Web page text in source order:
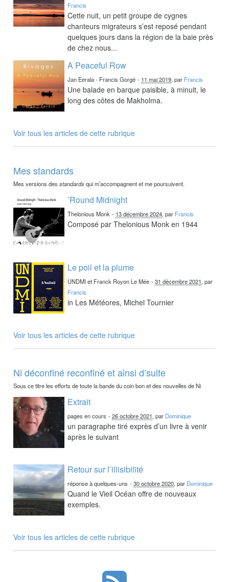
Francis
Cette nuit, un petit groupe de cygnes
chanteurs migrateurs s’est reposé pendant
quelques jours dans la région de la baie près
de chez nous...
A Peaceful Row
Jan Eerala - Francis Gorgé - 11 mai 2019, par Francis
Une balade en barque paisible, à minuit, le
long des côtes de Makholma.
Voir tous les articles de cette rubrique
Mes standards
Mes versions desstandardsqui m’accompagnent et me poursuivent.
’Round Midnight
Thelonious Monk - 13 décembre 2024, par Francis
Composé par Thelonious Monk en 1944
Le poil et la plume
UNDMI et Franck Royon Le Mée -31 décembre 2021, par
Francis
in Les Météores, Michel Tournier
Voir tous les articles de cette rubrique
Ni déconfiné reconfiné et ainsi d’suite
Sous ce titre les efforts de toute la bande du coin bon et des nouvelles de Ni
Extrait
pages en cours -26 octobre 2021, par Dominique
un paragraphe tiré exprès d’un livre à venir
après le suivant
Retour sur l’illisibilité
réponse à quelques-uns -30 octobre 2020, par Dominique
Quand le Vieil Océan offre de nouveaux
exemples.
Voir tous les articles de cette rubrique